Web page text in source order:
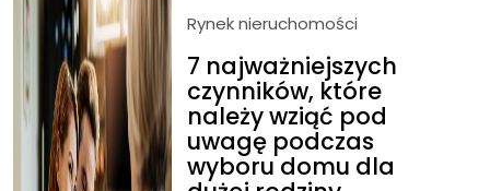
Rynek nieruchomości
7 najważniejszych
czynników, które
należy wziąć pod
uwagę podczas
wyboru domu dla